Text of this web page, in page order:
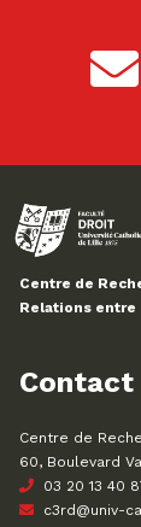
Centre de
Relations entre
Contact
Centre de
60, Boulevard
03 20 13 40
c3rd@univ-